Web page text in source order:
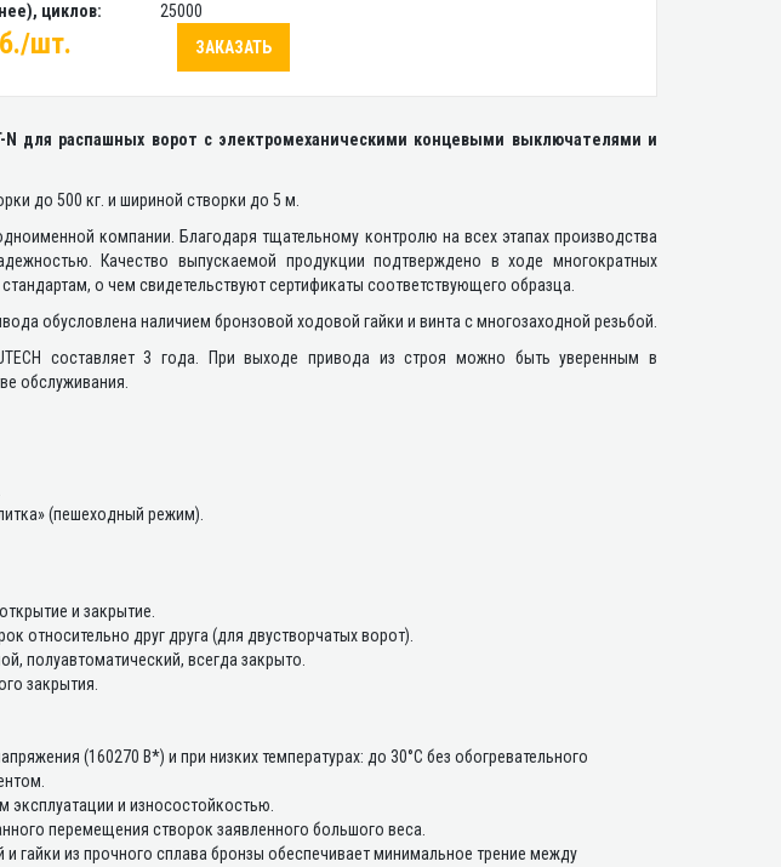
циклов:
25000
шт. ЗАКАЗАТЬ
N для распашных ворот с электромеханическими концевыми выключателями и
до 500 кг. и шириной створки до 5 м.
компании. Благодаря тщательному контролю на всех этапах производства
Качество выпускаемой продукции подтверждено в ходе многократных
о чем свидетельствуют сертификаты соответствующего образца.
обусловлена наличием бронзовой ходовой гайки и винта с многозаходной резьбой.
составляет 3 года. При выходе привода из строя можно быть уверенным в
обслуживания.
(пешеходный режим).
и закрытие.
относительно друг друга (для двустворчатых ворот).
полуавтоматический, всегда закрыто.
закрытия.
(160270 В*) и при низких температурах: до 30°C без обогревательного
эксплуатации и износостойкостью.
перемещения створок заявленного большого веса.
гайки из прочного сплава бронзы обеспечивает минимальное трение между